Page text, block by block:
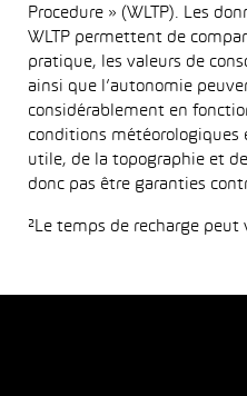
Procedure » (WLTP). Les
WLTP permettent de
pratique, les valeurs de
ainsi que l’autonomie
considérablement en
conditions météorologiques
utile, de la topographie et
donc pas être garanties
²Le temps de recharge peut